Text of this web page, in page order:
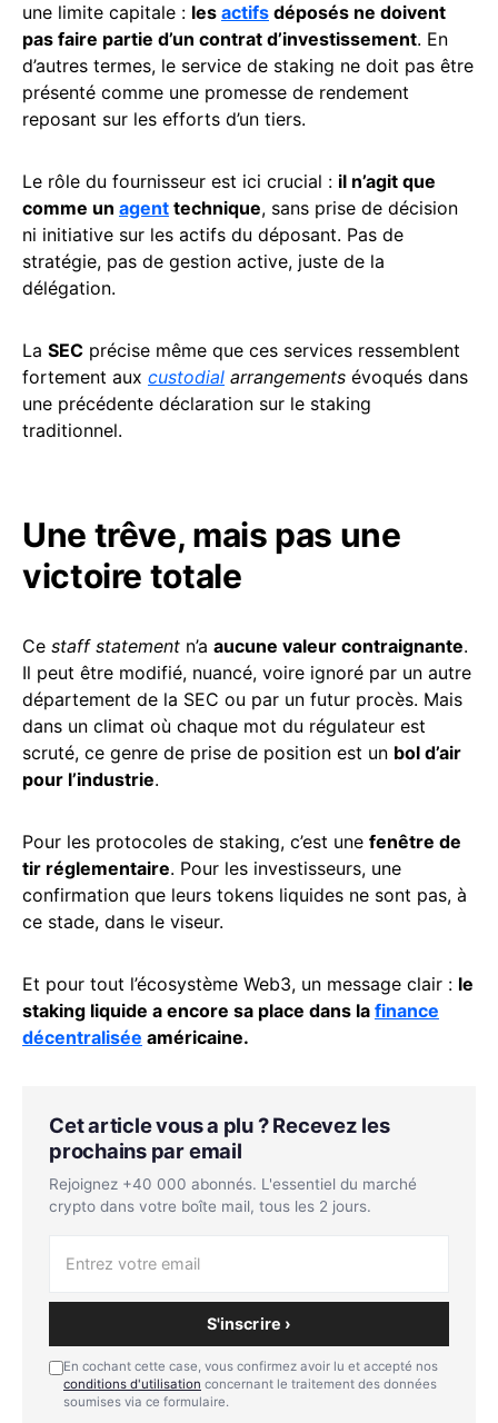
une limite capitale : les actifs déposés ne doivent
pas faire partie d’un contrat d’investissement. En
d’autres termes, le service de staking ne doit pas être
présenté comme une promesse de rendement
reposant sur les efforts d’un tiers.
Le rôle du fournisseur est ici crucial : il n’agit que
comme un agent technique, sans prise de décision
ni initiative sur les actifs du déposant. Pas de
stratégie, pas de gestion active, juste de la
délégation.
La SEC précise même que ces services ressemblent
fortement aux custodial arrangements évoqués dans
une précédente déclaration sur le staking
traditionnel.
Une trêve, mais pas une
victoire totale
Ce staff statement n’a aucune valeur contraignante.
Il peut être modifié, nuancé, voire ignoré par un autre
département de la SEC ou par un futur procès. Mais
dans un climat où chaque mot du régulateur est
scruté, ce genre de prise de position est un bol d’air
pour l’industrie.
Pour les protocoles de staking, c’est une fenêtre de
tir réglementaire. Pour les investisseurs, une
confirmation que leurs tokens liquides ne sont pas, à
ce stade, dans le viseur.
Et pour tout l’écosystème Web3, un message clair : le
staking liquide a encore sa place dans la finance
décentralisée américaine.
Cet article vous a plu ? Recevez les
prochains par email
Rejoignez +40 000 abonnés. L'essentiel du marché
crypto dans votre boîte mail, tous les 2 jours.
S'inscrire ›
En cochant cette case, vous confirmez avoir lu et accepté nos
conditions d'utilisation concernant le traitement des données
soumises via ce formulaire.